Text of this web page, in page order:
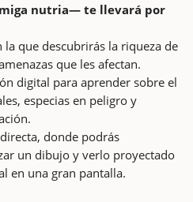
nutria— te llevará por
la que descubrirás la riqueza de
que les afectan.
digital para aprender sobre el
especias en peligro y
donde podrás
un dibujo y verlo proyectado
en una gran pantalla.